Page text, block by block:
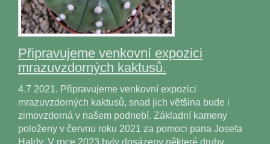
Připravujeme venkovní expozici
mrazuvzdorných kaktusů.
4.7 2021. Připravujeme venkovní expozici
mrazuvzdorných kaktusů, snad jich většina bude i
zimovzdorná v našem podnebí. Základní kameny
položeny v červnu roku 2021 za pomoci pana Josefa
Haldy. V roce 2023 byly dosázeny některé druhy